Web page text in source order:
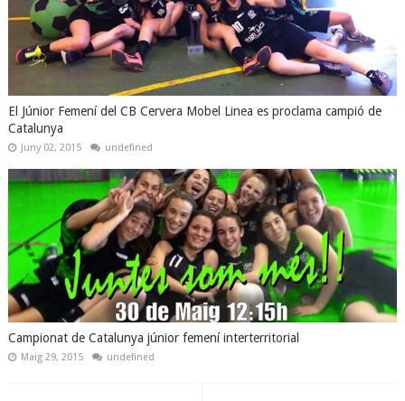
El Júnior Femení del CB Cervera Mobel Linea es proclama campió de
Catalunya
Juny 02, 2015 undefined
Campionat de Catalunya júnior femení interterritorial
Maig 29, 2015 undefined